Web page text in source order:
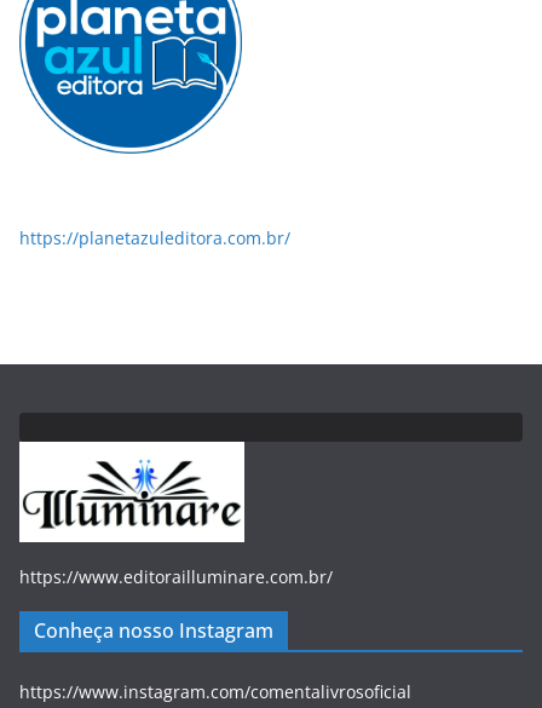
https://planetazuleditora.com.br/
https://www.editorailluminare.com.br/
Conheça nosso Instagram
https://www.instagram.com/comentalivrosoficial